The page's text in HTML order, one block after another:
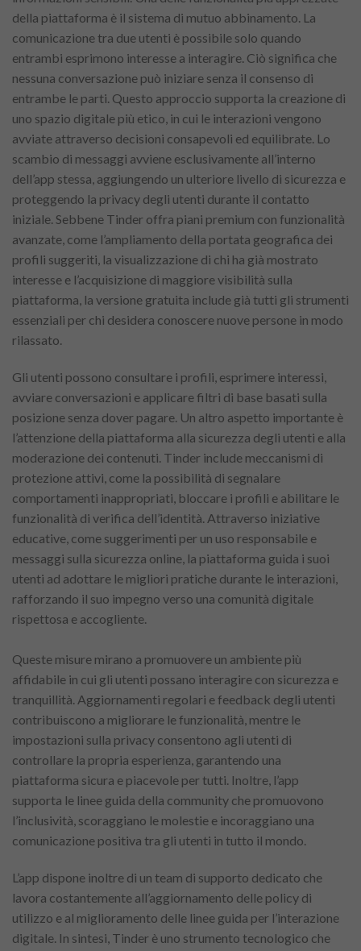
della piattaforma è il sistema di mutuo abbinamento. La
comunicazione tra due utenti è possibile solo quando
entrambi esprimono interesse a interagire. Ciò significa che
nessuna conversazione può iniziare senza il consenso di
entrambe le parti. Questo approccio supporta la creazione di
uno spazio digitale più etico, in cui le interazioni vengono
avviate attraverso decisioni consapevoli ed equilibrate. Lo
scambio di messaggi avviene esclusivamente all’interno
dell’app stessa, aggiungendo un ulteriore livello di sicurezza e
proteggendo la privacy degli utenti durante il contatto
iniziale. Sebbene Tinder offra piani premium con funzionalità
avanzate, come l’ampliamento della portata geografica dei
profili suggeriti, la visualizzazione di chi ha già mostrato
interesse e l’acquisizione di maggiore visibilità sulla
piattaforma, la versione gratuita include già tutti gli strumenti
essenziali per chi desidera conoscere nuove persone in modo
rilassato.
Gli utenti possono consultare i profili, esprimere interessi,
avviare conversazioni e applicare filtri di base basati sulla
posizione senza dover pagare. Un altro aspetto importante è
l’attenzione della piattaforma alla sicurezza degli utenti e alla
moderazione dei contenuti. Tinder include meccanismi di
protezione attivi, come la possibilità di segnalare
comportamenti inappropriati, bloccare i profili e abilitare le
funzionalità di verifica dell’identità. Attraverso iniziative
educative, come suggerimenti per un uso responsabile e
messaggi sulla sicurezza online, la piattaforma guida i suoi
utenti ad adottare le migliori pratiche durante le interazioni,
rafforzando il suo impegno verso una comunità digitale
rispettosa e accogliente.
Queste misure mirano a promuovere un ambiente più
affidabile in cui gli utenti possano interagire con sicurezza e
tranquillità. Aggiornamenti regolari e feedback degli utenti
contribuiscono a migliorare le funzionalità, mentre le
impostazioni sulla privacy consentono agli utenti di
controllare la propria esperienza, garantendo una
piattaforma sicura e piacevole per tutti. Inoltre, l’app
supporta le linee guida della community che promuovono
l’inclusività, scoraggiano le molestie e incoraggiano una
comunicazione positiva tra gli utenti in tutto il mondo.
L’app dispone inoltre di un team di supporto dedicato che
lavora costantemente all’aggiornamento delle policy di
utilizzo e al miglioramento delle linee guida per l’interazione
digitale. In sintesi, Tinder è uno strumento tecnologico che